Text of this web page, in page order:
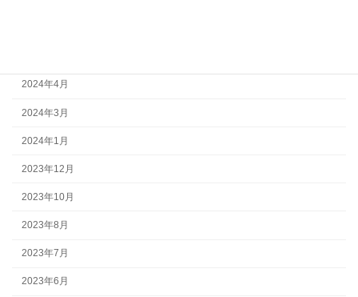
2024年4月
2024年3月
2024年1月
2023年12月
2023年10月
2023年8月
2023年7月
2023年6月